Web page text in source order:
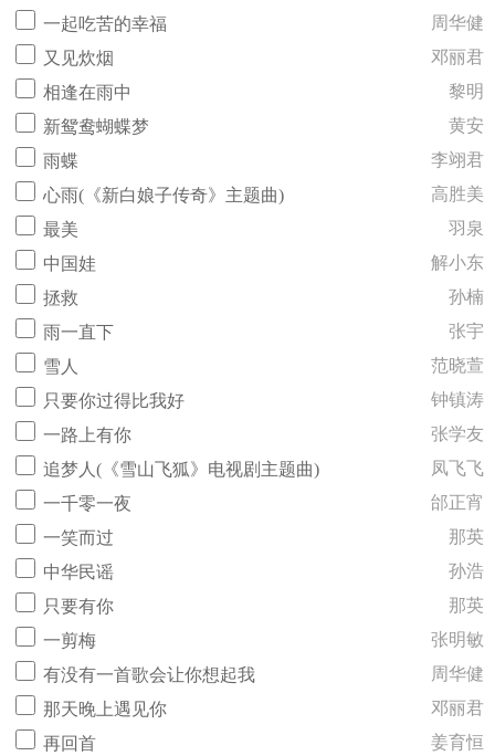
一起吃苦的幸福
周华健
又见炊烟
邓丽君
相逢在雨中
黎明
新鸳鸯蝴蝶梦
黄安
雨蝶
李翊君
心雨(《新白娘子传奇》主题曲)
高胜美
最美
羽泉
中国娃
解小东
拯救
孙楠
雨一直下
张宇
雪人
范晓萱
只要你过得比我好
钟镇涛
一路上有你
张学友
追梦人(《雪山飞狐》电视剧主题曲)
凤飞飞
一千零一夜
邰正宵
一笑而过
那英
中华民谣
孙浩
只要有你
那英
一剪梅
张明敏
有没有一首歌会让你想起我
周华健
那天晚上遇见你
邓丽君
再回首
姜育恒